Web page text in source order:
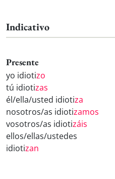
Indicativo
Presente
yo idiotizo
tú idiotizas
él/ella/usted idiotiza
nosotros/as idiotizamos
vosotros/as idiotizáis
ellos/ellas/ustedes
idiotizan